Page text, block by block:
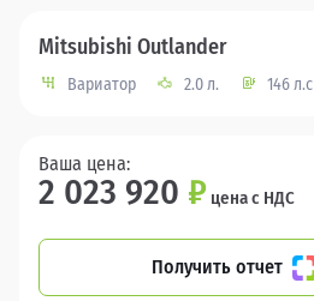
Mitsubishi Outlander
Вариатор 2.0 л. 146 л.с
Ваша цена:
2 023 920 ₽ цена с НДС
Получить отчет